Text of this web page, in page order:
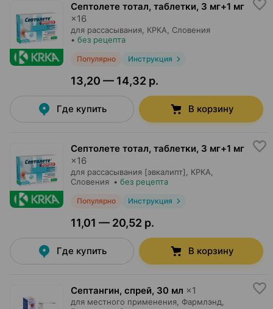
Септолете тотал, таблетки, 3 мг+1 мг
×16
для рассасывания, КРКА, Словения
• без рецепта
Популярно Инструкция
13,20 — 14,32 р.
Где купить В корзину
Септолете тотал, таблетки, 3 мг+1 мг
×16
для рассасывания [эвкалипт], КРКА,
Словения • без рецепта
Популярно Инструкция
11,01 — 20,52 р.
Где купить В корзину
Септангин, спрей, 30 мл ×1
для местного применения, Фармлэнд,